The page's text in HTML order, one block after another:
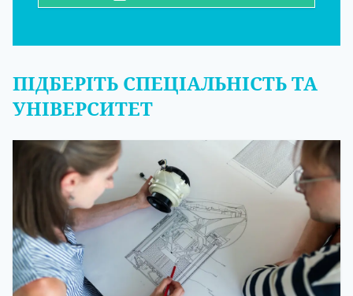
ПІДБЕРІТЬ СПЕЦІАЛЬНІСТЬ ТА
УНІВЕРСИТЕТ